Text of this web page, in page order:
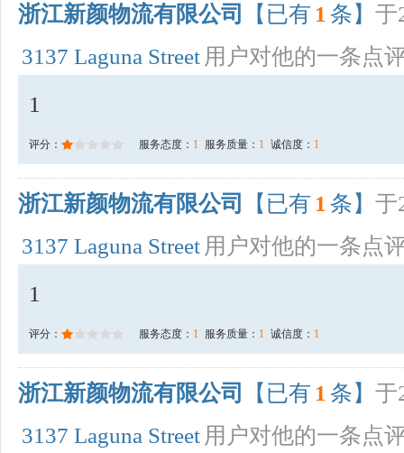
浙江新颜物流有限公司 【已有 1 条】 于
3137 Laguna Street 用户对他的一条点
1
评分： 服务态度： 1 服务质量： 1 诚信度： 1
浙江新颜物流有限公司 【已有 1 条】 于
3137 Laguna Street 用户对他的一条点
1
评分： 服务态度： 1 服务质量： 1 诚信度： 1
浙江新颜物流有限公司 【已有 1 条】 于
3137 Laguna Street 用户对他的一条点